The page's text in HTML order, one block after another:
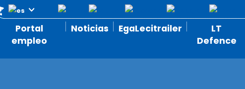
Portal
empleo
Noticias EgaLecitrailer
LT
Defence